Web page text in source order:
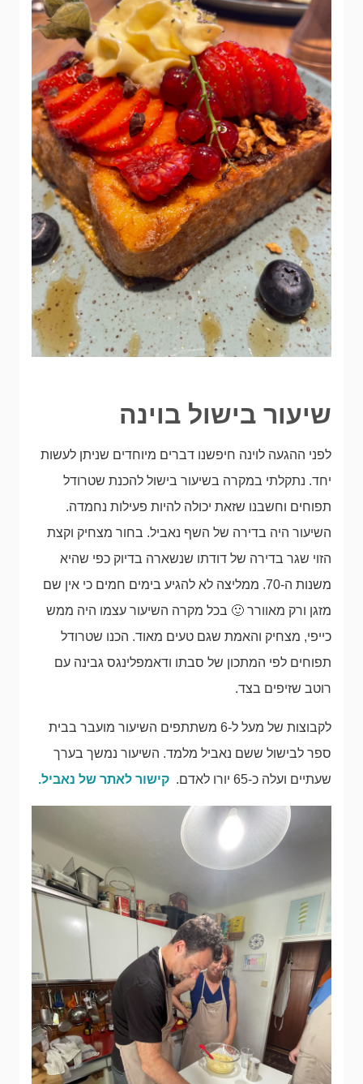
שיעור בישול בוינה
לפני ההגעה לוינה חיפשנו דברים מיוחדים שניתן לעשות
יחד. נתקלתי במקרה בשיעור בישול להכנת שטרודל
תפוחים וחשבנו שזאת יכולה להיות פעילות נחמדה.
השיעור היה בדירה של השף נאביל. בחור מצחיק וקצת
הזוי שגר בדירה של דודתו שנשארה בדיוק כפי שהיא
משנות ה-70. ממליצה לא להגיע בימים חמים כי אין שם
מזגן ורק מאוורר 🙂 בכל מקרה השיעור עצמו היה ממש
כייפי, מצחיק והאמת שגם טעים מאוד. הכנו שטרודל
תפוחים לפי המתכון של סבתו ודאמפלינגס גבינה עם
רוטב שזיפים בצד.
לקבוצות של מעל ל-6 משתתפים השיעור מועבר בבית
ספר לבישול ששם נאביל מלמד. השיעור נמשך בערך
שעתיים ועלה כ-65 יורו לאדם.
קישור לאתר של נאביל.